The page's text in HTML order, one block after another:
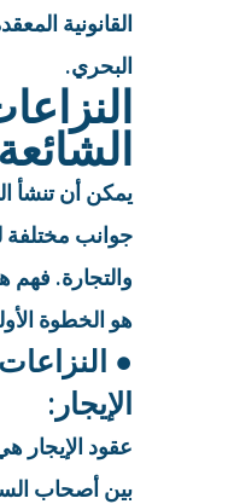
القانونية
البحري.
الشائعة
يمكن أن تنشأ
جوانب مختلفة
والتجارة. فهم
هو الخطوة
●
الإيجار:
عقود الإيجار
بين أصحاب